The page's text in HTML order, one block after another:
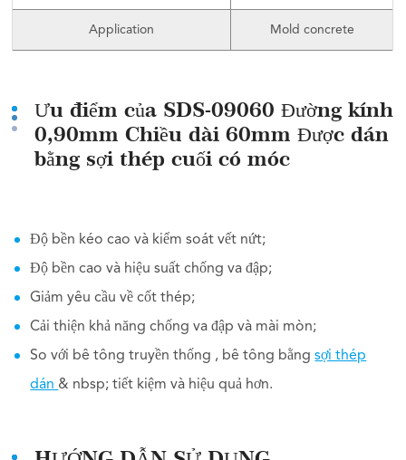
Application Mold concrete
Ưu điểm của SDS-09060 Đường kính
0,90mm Chiều dài 60mm Được dán
bằng sợi thép cuối có móc
Độ bền kéo cao và kiểm soát vết nứt;
Độ bền cao và hiệu suất chống va đập;
Giảm yêu cầu về cốt thép;
Cải thiện khả năng chống va đập và mài mòn;
So với bê tông truyền thống , bê tông bằngsợi thép
dán & nbsp; tiết kiệm và hiệu quả hơn.